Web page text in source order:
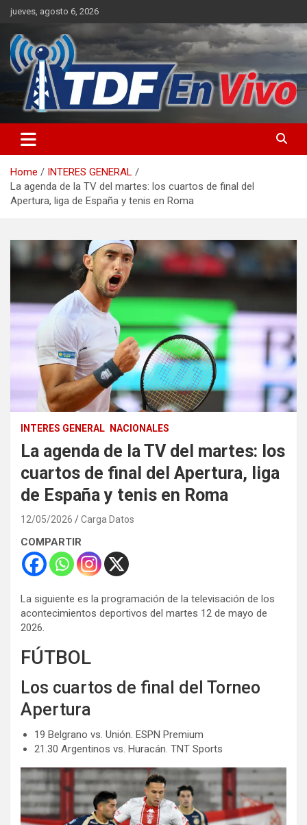
Skip
content
jueves, agosto 6, 2026
Home
INTERES GENERAL
La agenda de la TV del martes: los cuartos de final del
Apertura, liga de España y tenis en Roma
INTERES GENERAL NACIONALES
La agenda de la TV del martes: los
cuartos de final del Apertura, liga
de España y tenis en Roma
12/05/2026 Carga Datos
COMPARTIR
La siguiente es la programación de la televisación de los
acontecimientos deportivos del martes 12 de mayo de
2026.
FÚTBOL
Los cuartos de final del Torneo
Apertura
19 Belgrano vs. Unión. ESPN Premium
21.30 Argentinos vs. Huracán. TNT Sports